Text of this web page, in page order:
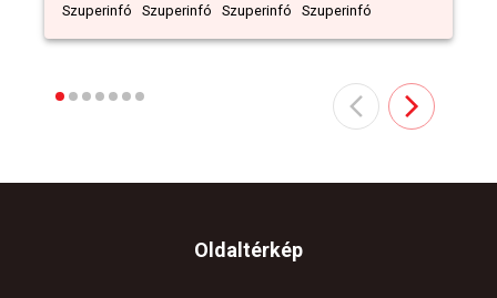
Szuperinfó
Szuperinfó
Szuperinfó
Szuperinfó
Oldaltérkép